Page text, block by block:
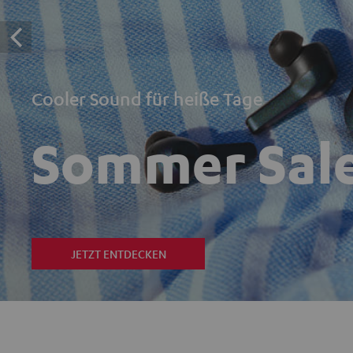
Cooler Sound für heiße Tage
Sommer
JETZT ENTDECKEN